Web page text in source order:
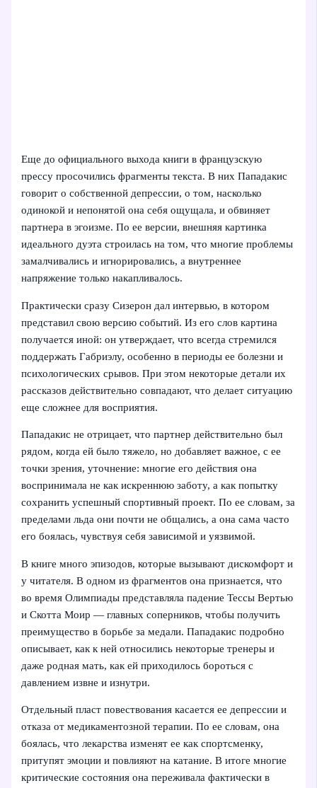
Еще до официального выхода книги в французскую
прессу просочились фрагменты текста. В них Пападакис
говорит о собственной депрессии, о том, насколько
одинокой и непонятой она себя ощущала, и обвиняет
партнера в эгоизме. По ее версии, внешняя картинка
идеального дуэта строилась на том, что многие проблемы
замалчивались и игнорировались, а внутреннее
напряжение только накапливалось.
Практически сразу Сизерон дал интервью, в котором
представил свою версию событий. Из его слов картина
получается иной: он утверждает, что всегда стремился
поддержать Габриэлу, особенно в периоды ее болезни и
психологических срывов. При этом некоторые детали их
рассказов действительно совпадают, что делает ситуацию
еще сложнее для восприятия.
Пападакис не отрицает, что партнер действительно был
рядом, когда ей было тяжело, но добавляет важное, с ее
точки зрения, уточнение: многие его действия она
воспринимала не как искреннюю заботу, а как попытку
сохранить успешный спортивный проект. По ее словам, за
пределами льда они почти не общались, а она сама часто
его боялась, чувствуя себя зависимой и уязвимой.
В книге много эпизодов, которые вызывают дискомфорт и
у читателя. В одном из фрагментов она признается, что
во время Олимпиады представляла падение Тессы Вертью
и Скотта Моир — главных соперников, чтобы получить
преимущество в борьбе за медали. Пападакис подробно
описывает, как к ней относились некоторые тренеры и
даже родная мать, как ей приходилось бороться с
давлением извне и изнутри.
Отдельный пласт повествования касается ее депрессии и
отказа от медикаментозной терапии. По ее словам, она
боялась, что лекарства изменят ее как спортсменку,
притупят эмоции и повлияют на катание. В итоге многие
критические состояния она переживала фактически в